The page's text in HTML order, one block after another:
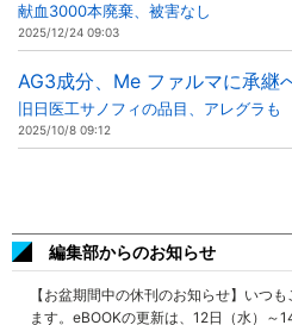
献血3000本廃棄、被害なし
2025/12/24 09:03
AG3成分、Me ファルマに承継
旧日医工サノフィの品目、アレグラも
2025/10/8 09:12
編集部からのお知らせ
【お盆期間中の休刊のお知らせ】いつ
ます。eBOOKの更新は、12日（水）～